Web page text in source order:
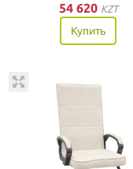
54 620 KZT
Купить